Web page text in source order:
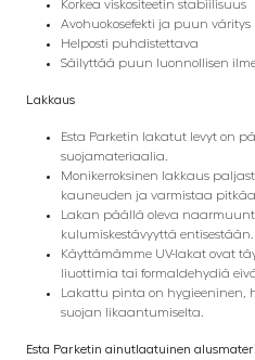
Korkea viskositeetin stabiilisuus
Avohuokosefekti ja puun
Helposti puhdistettava
Säilyttää puun luonnollisen
Lakkaus
Esta Parketin lakatut levyt on
suojamateriaalia.
Monikerroksinen lakkaus
kauneuden ja varmistaa
Lakan päällä oleva
kulumiskestävyyttä entisestään.
Käyttämämme UV-lakat ovat
liuottimia tai formaldehydiä
Lakattu pinta on hygieeninen,
suojan likaantumiselta.
Esta Parketin ainutlaatuinen